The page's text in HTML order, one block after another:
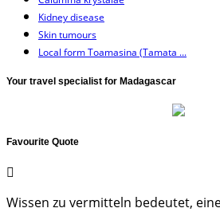
Kidney disease
Skin tumours
Local form Toamasina (Tamata ...
Your travel specialist for Madagascar
Favourite Quote
Wissen zu vermitteln bedeutet,